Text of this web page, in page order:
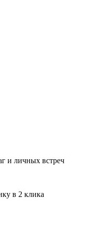
и личных встреч
в 2 клика